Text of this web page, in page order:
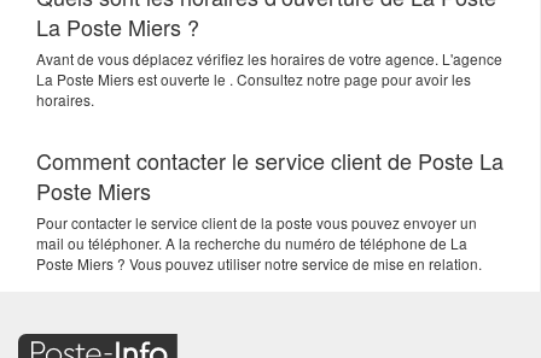
La Poste Miers ?
Avant de vous déplacez vérifiez les horaires de votre agence. L'agence
La Poste Miers est ouverte le . Consultez notre page pour avoir les
horaires.
Comment contacter le service client de Poste La
Poste Miers
Pour contacter le service client de la poste vous pouvez envoyer un
mail ou téléphoner. A la recherche du numéro de téléphone de La
Poste Miers ? Vous pouvez utiliser notre service de mise en relation.